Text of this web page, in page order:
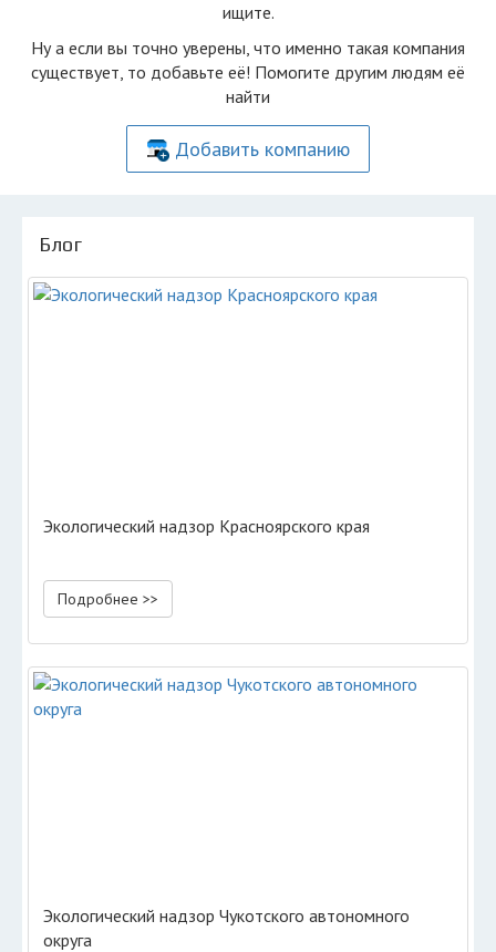
ищите.
Ну а если вы точно уверены, что именно такая компания
существует, то добавьте её! Помогите другим людям её
найти
Добавить компанию
Блог
Экологический надзор Красноярского края
Подробнее >>
Экологический надзор Чукотского автономного
округа